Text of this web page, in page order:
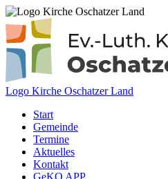
Logo Kirche Oschatzer Land
Start
Gemeinde
Termine
Aktuelles
Kontakt
GeKO APP